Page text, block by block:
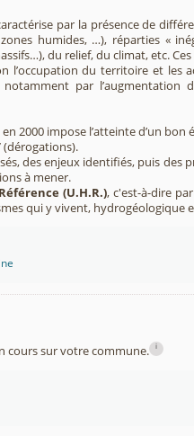
par la présence de
humides, …), réparties «
du relief, du climat, etc.
l’occupation du territoire et les
par l’augmentation
2000 impose l’atteinte d’un
(dérogations).
des enjeux identifiés, puis des
à mener.
(U.H.R.), c'est-à-dire
qui y vivent, hydrogéologique
cours sur votre commune. i